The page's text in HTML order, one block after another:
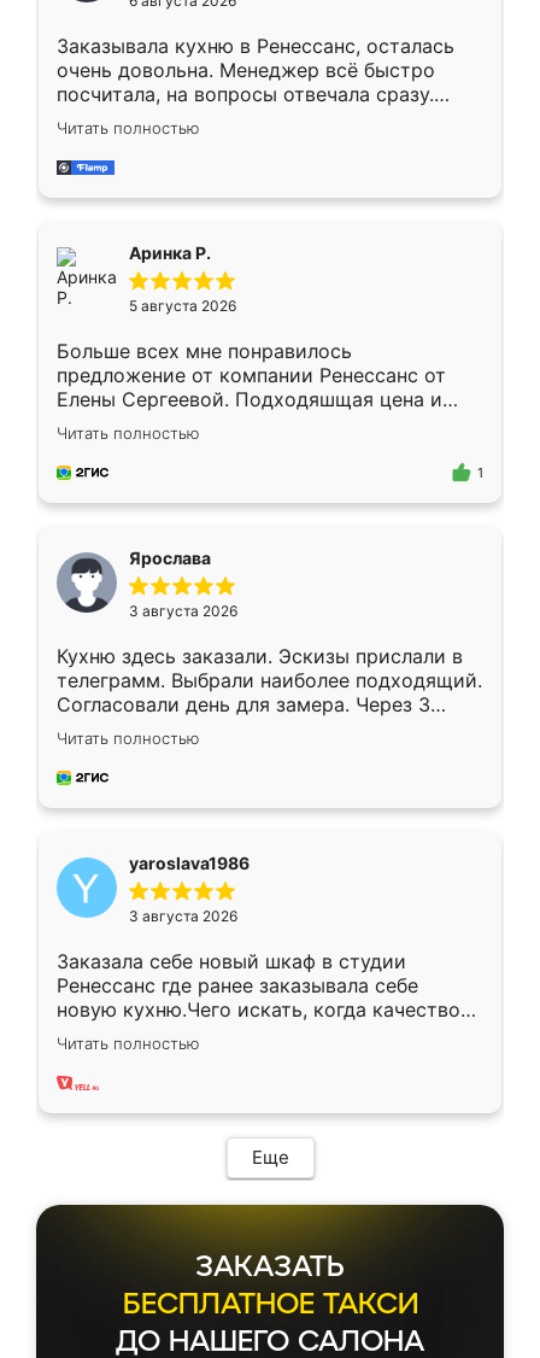
мебели буду заказывать только здесь.
Заказывала кухню в Ренессанс, осталась
очень довольна. Менеджер всё быстро
посчитала, на вопросы отвечала сразу.
Замерщик приехал в субботу, подошёл к
делу со всей ответственностью. Собрали
за день, ребята работали аккуратно, даже
Читать полностью
Аринка Р.
5 августа 2026
Больше всех мне понравилось
предложение от компании Ренессанс от
Елены Сергеевой. Подходяшщая цена и
короткие сроки изготовления. Приехавший
для замера сотрудник Владислав
предложил по моему эскизу самый
Читать полностью
1
Ярослава
3 августа 2026
Кухню здесь заказали. Эскизы прислали в
телеграмм. Выбрали наиболее подходящий.
Согласовали день для замера. Через 3
недели кухня была уже готова. Остались
довольны работой. Спасибо Ренессанс
мебель за качественную работу!
Читать полностью
yaroslava1986
3 августа 2026
Заказала себе новый шкаф в студии
Ренессанс где ранее заказывала себе
новую кухню.Чего искать, когда качеством
вполне довольна. Служит кухня уже почти
два года, нареканий нет.
Читать полностью
Еще
ЗАКАЗАТЬ
БЕСПЛАТНОЕ ТАКСИ
ДО НАШЕГО САЛОНА